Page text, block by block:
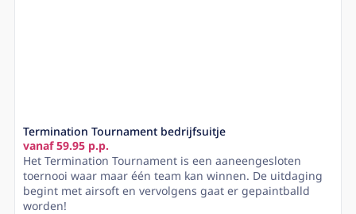
Termination Tournament bedrijfsuitje
vanaf 59.95 p.p.
Het Termination Tournament is een aaneengesloten
toernooi waar maar één team kan winnen. De uitdaging
begint met airsoft en vervolgens gaat er gepaintballd
worden!